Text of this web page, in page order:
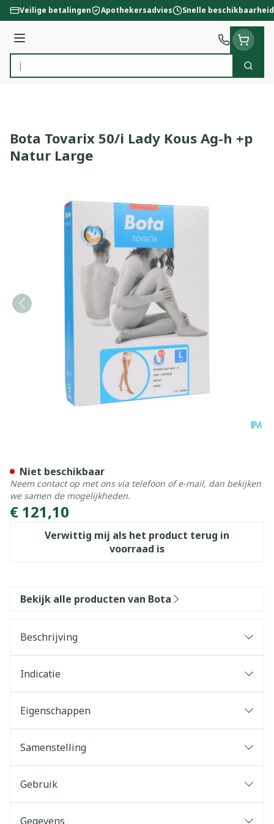
Ga naar de inhoud
Veilige betalingen Apothekersadvies Snelle beschikbaarheid
Menu
Product, merk, categorie...
Zoek
Bota Tovarix 50/i Lady Kous Ag-h +p
Natur Large
€ 121,10
Verwittig mij als het product terug in
voorraad is
Niet beschikbaar
Neem contact op met ons via telefoon of e-mail, dan bekijken
we samen de mogelijkheden.
Bekijk alle producten van Bota
Beschrijving
Indicatie
Eigenschappen
Samenstelling
Gebruik
Gegevens